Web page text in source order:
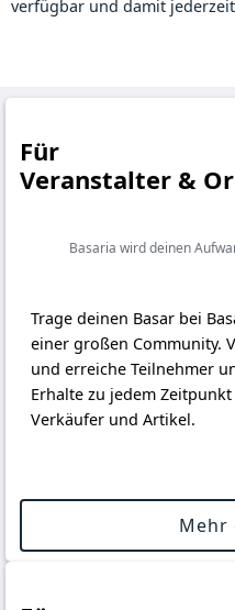
verfügbar und damit
Für
Veranstalter &
Basaria wird deinen
Trage deinen Basar bei
einer großen Community.
und erreiche Teilnehmer
Erhalte zu jedem
Verkäufer und Artikel.
Mehr